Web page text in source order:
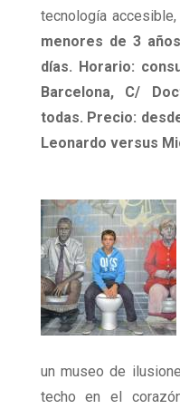
tecnología accesible,
menores de 3
días. Horario:
Barcelona, C/
todas. Precio:
Leonardo versus
un museo de
techo en el